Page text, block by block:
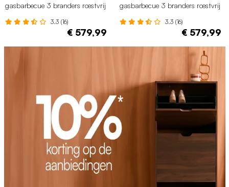
gasbarbecue 3 branders roestvrij
3.3 (16)
€ 579,99
gasbarbecue 3 branders roestvrij
3.3 (16)
€ 579,99